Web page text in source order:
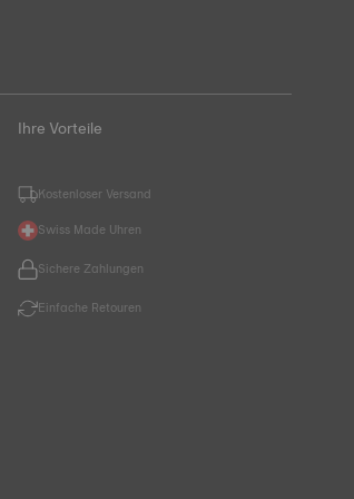
Ihre Vorteile
Kostenloser Versand
Swiss Made Uhren
Sichere Zahlungen
Einfache Retouren